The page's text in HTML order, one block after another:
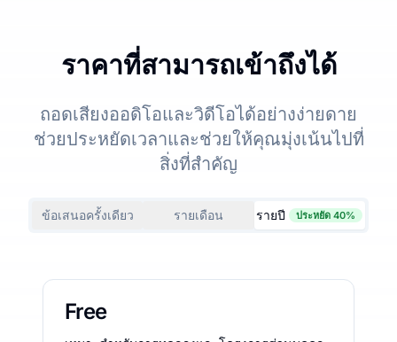
ราคาที่สามารถเข้าถึงได้
ถอดเสียงออดิโอและวิดีโอได้อย่างง่ายดาย
ช่วยประหยัดเวลาและช่วยให้คุณมุ่งเน้นไปที่
สิ่งที่สำคัญ
ข้อเสนอครั้งเดียว รายเดือน รายปี ประหยัด 40%
Free